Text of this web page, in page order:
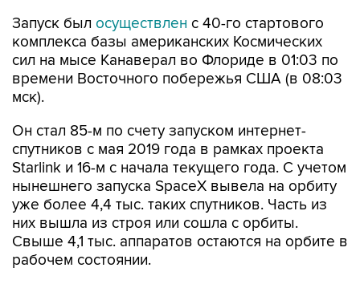
Запуск был осуществлен с 40-го стартового
комплекса базы американских Космических
сил на мысе Канаверал во Флориде в 01:03 по
времени Восточного побережья США (в 08:03
мск).
Он стал 85-м по счету запуском интернет-
спутников с мая 2019 года в рамках проекта
Starlink и 16-м с начала текущего года. С учетом
нынешнего запуска SpaceX вывела на орбиту
уже более 4,4 тыс. таких спутников. Часть из
них вышла из строя или сошла с орбиты.
Свыше 4,1 тыс. аппаратов остаются на орбите в
рабочем состоянии.